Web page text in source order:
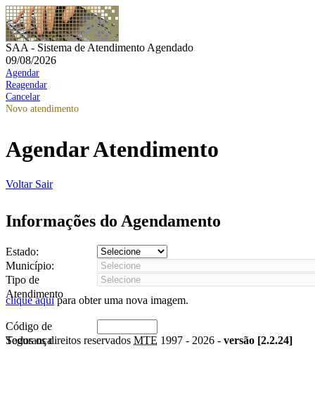
SAA - Sistema de Atendimento Agendado
09/08/2026
Agendar
Reagendar
Cancelar
Novo atendimento
Agendar Atendimento
Voltar Sair
Informações do Agendamento
Estado:
Município:
Tipo de
Atendimento
clique aquipara obter uma nova imagem.
Código de
Segurança
Todos os direitos reservados MTE 1997 - 2026 - versão [2.2.24]